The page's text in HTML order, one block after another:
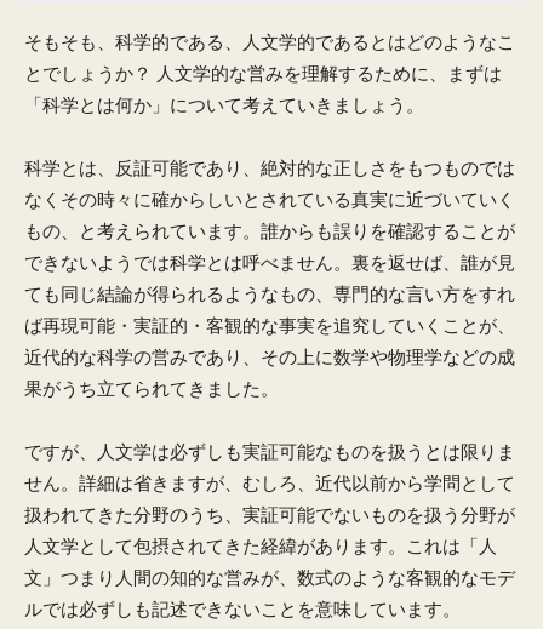
そもそも、科学的である、人文学的であるとはどのようなこ
とでしょうか？ 人文学的な営みを理解するために、まずは
「科学とは何か」について考えていきましょう。
科学とは、反証可能であり、絶対的な正しさをもつものでは
なくその時々に確からしいとされている真実に近づいていく
もの、と考えられています。誰からも誤りを確認することが
できないようでは科学とは呼べません。裏を返せば、誰が見
ても同じ結論が得られるようなもの、専門的な言い方をすれ
ば再現可能・実証的・客観的な事実を追究していくことが、
近代的な科学の営みであり、その上に数学や物理学などの成
果がうち立てられてきました。
ですが、人文学は必ずしも実証可能なものを扱うとは限りま
せん。詳細は省きますが、むしろ、近代以前から学問として
扱われてきた分野のうち、実証可能でないものを扱う分野が
人文学として包摂されてきた経緯があります。これは「人
文」つまり人間の知的な営みが、数式のような客観的なモデ
ルでは必ずしも記述できないことを意味しています。